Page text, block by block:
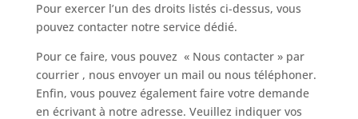
Pour exercer l’un des droits listés ci-dessus, vous
pouvez contacter notre service dédié.
Pour ce faire, vous pouvez « Nous contacter » par
courrier , nous envoyer un mail ou nous téléphoner.
Enfin, vous pouvez également faire votre demande
en écrivant à notre adresse. Veuillez indiquer vos